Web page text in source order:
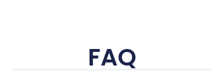
FAQ